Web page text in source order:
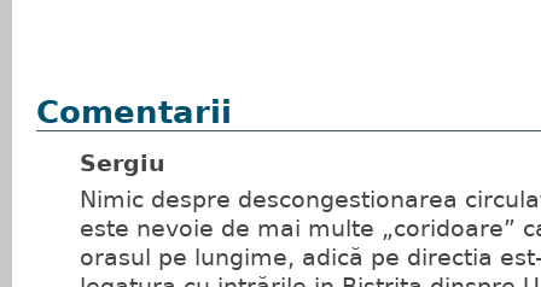
Comentarii
Sergiu
Nimic despre descongestionarea
este nevoie de mai multe „coridoare”
orasul pe lungime, adică pe directia